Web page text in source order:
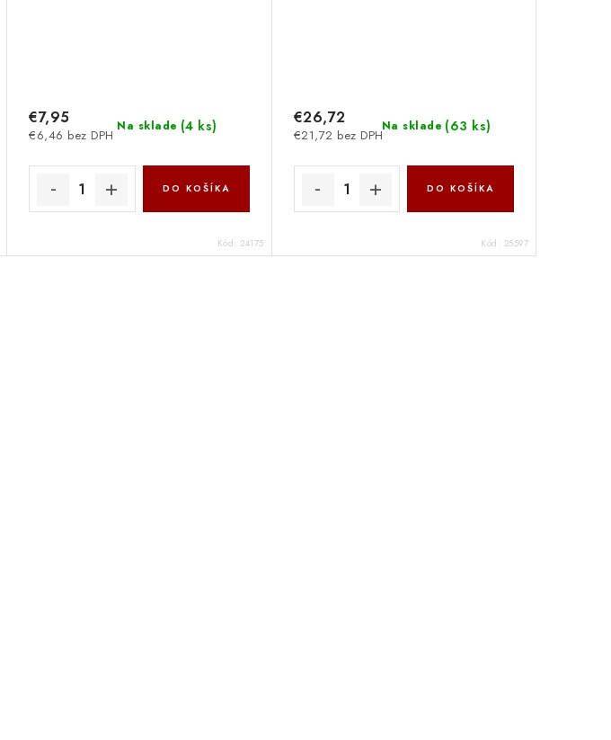
Na sklade (4 ks)
€6,46 bez DPH
€7,95
DO KOŠÍKA
Kód: 24175
Na sklade (63 ks)
€21,72 bez DPH
€26,72
DO KOŠÍKA
Kód: 25597